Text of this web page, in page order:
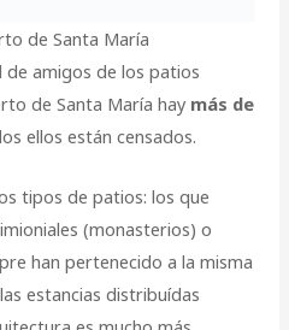
de Santa María
de amigos de los patios
de Santa María hay más de
ellos están censados.
tipos de patios: los que
(monasterios) o
han pertenecido a la misma
estancias distribuídas